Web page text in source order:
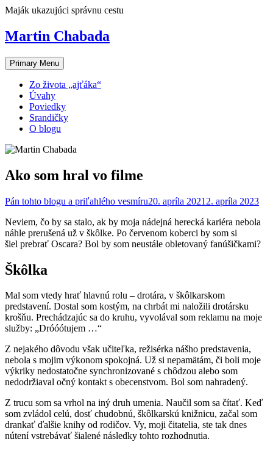
Skip
content
Maják ukazujúci správnu cestu
Martin Chabada
Primary Menu
Zo života „ajťáka“
Úvahy
Poviedky
Srandičky
O blogu
Ako som hral vo filme
Pán tohto blogu a priľahlého vesmíru20. apríla 2021 2. apríla 2023
Neviem, čo by sa stalo, ak by moja nádejná herecká kariéra nebola
náhle prerušená už v škôlke. Po červenom koberci by som si
šiel prebrať Oscara? Bol by som neustále obletovaný fanúšičkami?
Škôlka
Mal som vtedy hrať hlavnú rolu – drotára, v škôlkarskom
predstavení. Dostal som kostým, na chrbát mi naložili drotársku
krošňu. Prechádzajúc sa do kruhu, vyvolával som reklamu na moje
služby: „Dróóótujem …“
Z nejakého dôvodu však učiteľka, režisérka nášho predstavenia,
nebola s mojim výkonom spokojná. Už si nepamätám, či boli moje
výkriky nedostatočne synchronizované s chôdzou alebo som
nedodržiaval očný kontakt s obecenstvom. Bol som nahradený.
Z trucu som sa vrhol na iný druh umenia. Naučil som sa čítať. Keď
som zvládol celú, dosť chudobnú, škôlkarskú knižnicu, začal som
drankať ďalšie knihy od rodičov. Vy, moji čitatelia, ste tak dnes
nútení vstrebávať šialené následky tohto rozhodnutia.